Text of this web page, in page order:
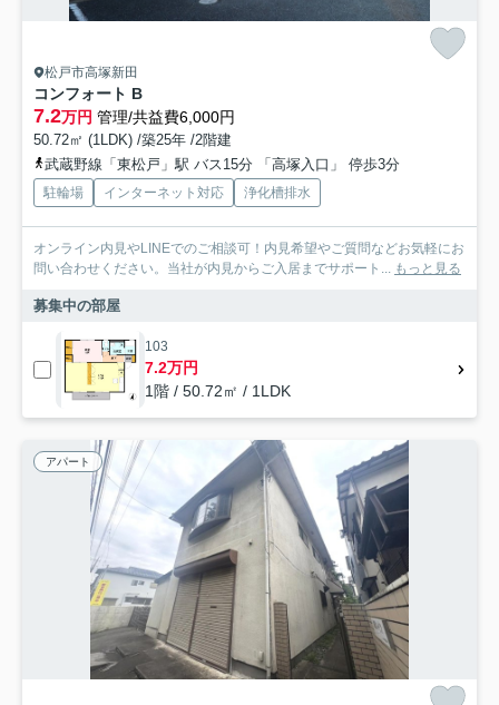
松戸市高塚新田
コンフォート B
7.2万円 管理/共益費6,000円
50.72㎡ (1LDK) /築25年 /2階建
武蔵野線「東松戸」駅 バス15分 「高塚入口」 停歩3分
駐輪場 インターネット対応 浄化槽排水
オンライン内見やLINEでのご相談可！内見希望やご質問などお気軽にお
問い合わせください。当社が内見からご入居までサポート... もっと見る
募集中の部屋
103
7.2万円
1階 / 50.72㎡ / 1LDK
アパート